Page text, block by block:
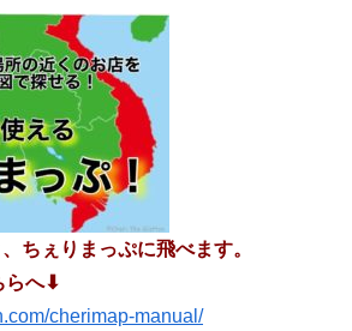
ちぇりまっぷに飛べます。
らへ⬇︎
cherimap-manual/